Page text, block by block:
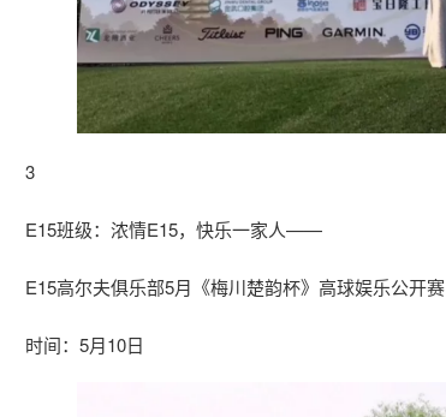
3
E15班级：浓情E15，快乐一家人——
E15高尔夫俱乐部5月《梅川楚韵杯》高球娱乐公开赛
时间：5月10日